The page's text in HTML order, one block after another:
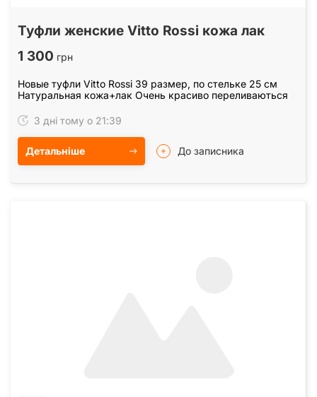
Туфли женские Vitto Rossi кожа лак
1 300 грн
Новые туфли Vitto Rossi 39 размер, по стельке 25 см
Натуральная кожа+лак Очень красиво переливаються
3 дні тому о 21:39
Детальніше До записника